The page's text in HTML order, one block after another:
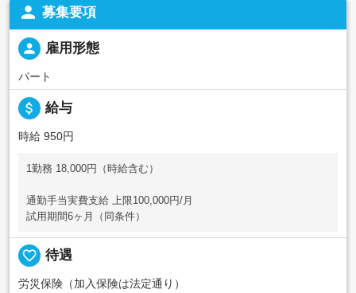
person 募集要項
person 雇用形態
パート
attach_money 給与
時給 950円
1勤務 18,000円（時給含む）
通勤手当実費支給 上限100,000円/月
試用期間6ヶ月（同条件）
favorite_border 待遇
労災保険（加入保険は法定通り）